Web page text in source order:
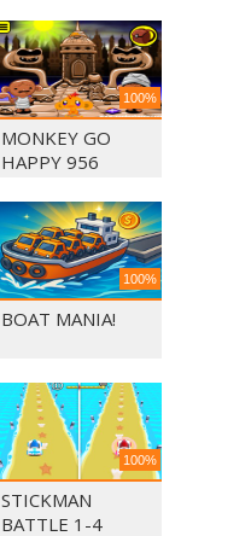
100%
MONKEY GO
HAPPY 956
100%
BOAT MANIA!
100%
STICKMAN
BATTLE 1-4